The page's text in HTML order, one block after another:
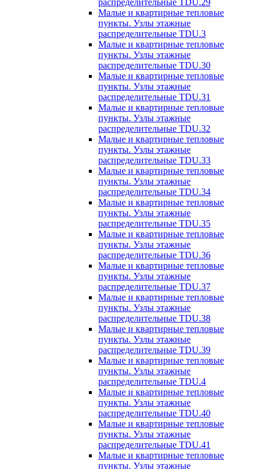
распределительные TDU.29
Малые и квартирные тепловые
пункты. Узлы этажные
распределительные TDU.3
Малые и квартирные тепловые
пункты. Узлы этажные
распределительные TDU.30
Малые и квартирные тепловые
пункты. Узлы этажные
распределительные TDU.31
Малые и квартирные тепловые
пункты. Узлы этажные
распределительные TDU.32
Малые и квартирные тепловые
пункты. Узлы этажные
распределительные TDU.33
Малые и квартирные тепловые
пункты. Узлы этажные
распределительные TDU.34
Малые и квартирные тепловые
пункты. Узлы этажные
распределительные TDU.35
Малые и квартирные тепловые
пункты. Узлы этажные
распределительные TDU.36
Малые и квартирные тепловые
пункты. Узлы этажные
распределительные TDU.37
Малые и квартирные тепловые
пункты. Узлы этажные
распределительные TDU.38
Малые и квартирные тепловые
пункты. Узлы этажные
распределительные TDU.39
Малые и квартирные тепловые
пункты. Узлы этажные
распределительные TDU.4
Малые и квартирные тепловые
пункты. Узлы этажные
распределительные TDU.40
Малые и квартирные тепловые
пункты. Узлы этажные
распределительные TDU.41
Малые и квартирные тепловые
пункты. Узлы этажные